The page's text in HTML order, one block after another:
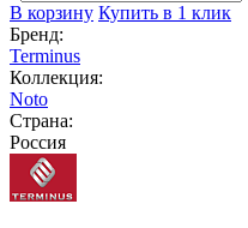
В корзину Купить в 1 клик
Бренд:
Terminus
Коллекция:
Noto
Страна:
Россия